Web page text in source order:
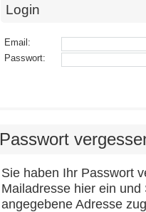
Login
Email:
Passwort:
Passwort
Sie haben Ihr Passwort
Mailadresse hier ein
angegebene Adresse